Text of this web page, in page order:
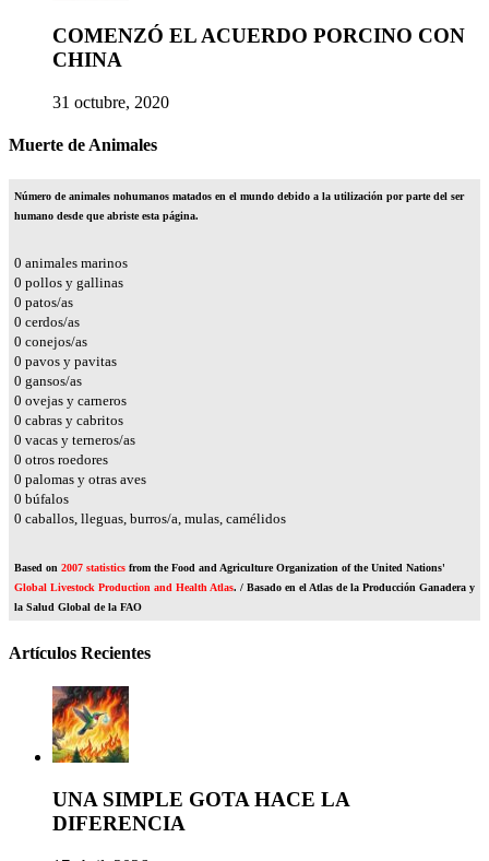
COMENZÓ EL ACUERDO PORCINO CON
CHINA
31 octubre, 2020
Muerte de Animales
Número de animales nohumanos matados en el mundo debido a la utilización por parte del ser
humano desde que abriste esta página.
0 animales marinos
0 pollos y gallinas
0 patos/as
0 cerdos/as
0 conejos/as
0 pavos y pavitas
0 gansos/as
0 ovejas y carneros
0 cabras y cabritos
0 vacas y terneros/as
0 otros roedores
0 palomas y otras aves
0 búfalos
0 caballos, lleguas, burros/a, mulas, camélidos
Based on 2007 statistics from the Food and Agriculture Organization of the United Nations'
Global Livestock Production and Health Atlas. / Basado en el Atlas de la Producción Ganadera y
la Salud Global de la FAO
Artículos Recientes
UNA SIMPLE GOTA HACE LA
DIFERENCIA